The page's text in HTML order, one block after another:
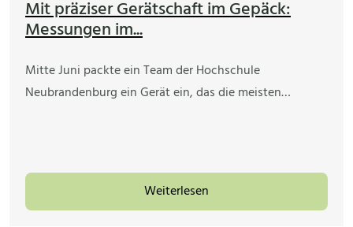
Mit präziser Gerätschaft im Gepäck:
Messungen im...
Mitte Juni packte ein Team der Hochschule
Neubrandenburg ein Gerät ein, das die meisten…
Weiterlesen